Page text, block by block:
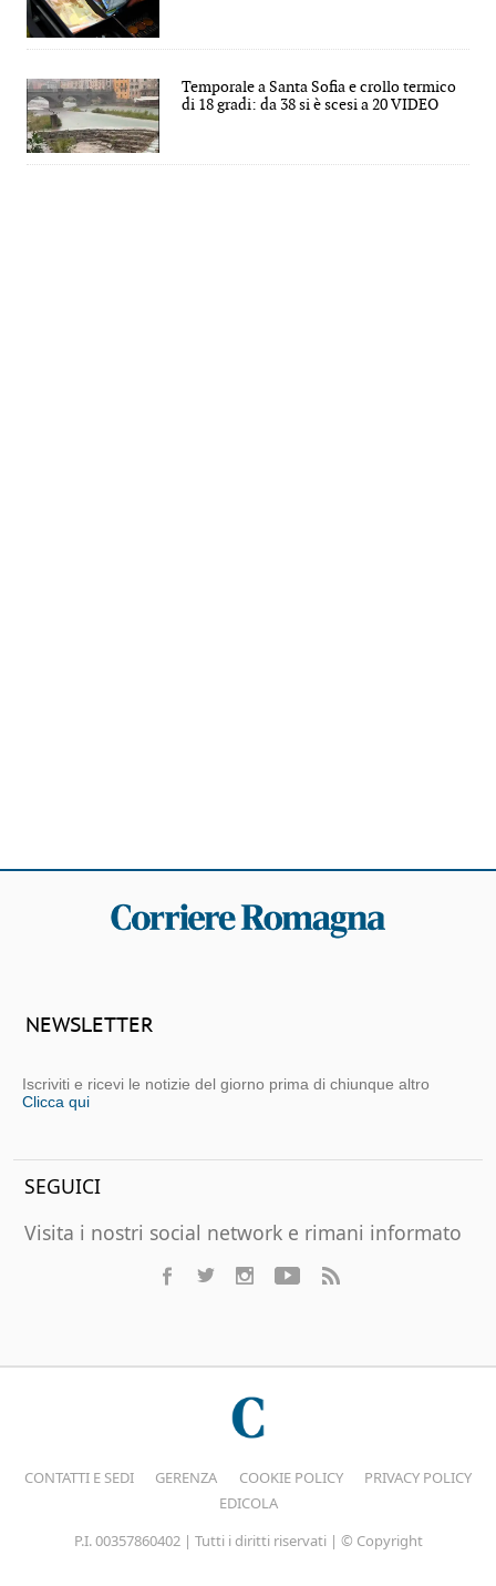
Temporale a Santa Sofia e crollo termico
di 18 gradi: da 38 si è scesi a 20 VIDEO
NEWSLETTER
Iscriviti e ricevi le notizie del giorno prima di chiunque altro
Clicca qui
SEGUICI
Visita i nostri social network e rimani informato
CONTATTI E SEDI GERENZA COOKIE POLICY
PRIVACY POLICY
EDICOLA
P.I. 00357860402 | Tutti i diritti riservati | © Copyright